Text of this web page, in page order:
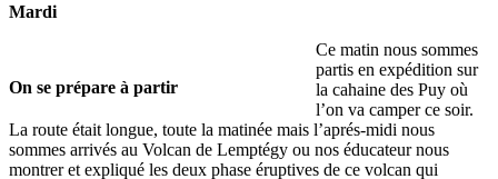
Mardi
On se prépare à partir
Ce matin nous sommes
partis en expédition sur
la cahaine des Puy où
l’on va camper ce soir.
La route était longue, toute la matinée mais l’aprés-midi nous
sommes arrivés au Volcan de Lemptégy ou nos éducateur nous
montrer et expliqué les deux phase éruptives de ce volcan qui